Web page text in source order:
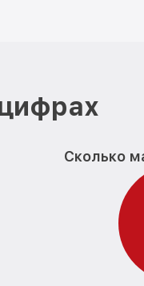
Сколько